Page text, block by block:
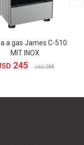
a gas James C-510
MIT INOX
245 USD 288